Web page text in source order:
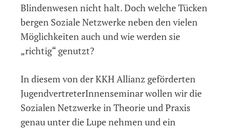
Blindenwesen nicht halt. Doch welche Tücken
bergen Soziale Netzwerke neben den vielen
Möglichkeiten auch und wie werden sie
„richtig“ genutzt?
In diesem von der KKH Allianz geförderten
JugendvertreterInnenseminar wollen wir die
Sozialen Netzwerke in Theorie und Praxis
genau unter die Lupe nehmen und ein